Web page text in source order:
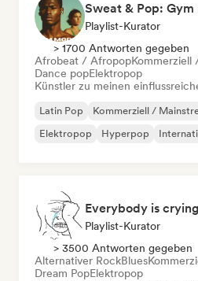
Sweat & Pop: Gym
Playlist-Kurator
> 1700 Antworten gegeben
Afrobeat / AfropopKommerziell
Dance popElektropop
Künstler zu meinen
Latin Pop Kommerziell /
Elektropop
Hyperpop
Everybody is crying
Playlist-Kurator
> 3500 Antworten gegeben
Alternativer RockBlues
Dream PopElektropop